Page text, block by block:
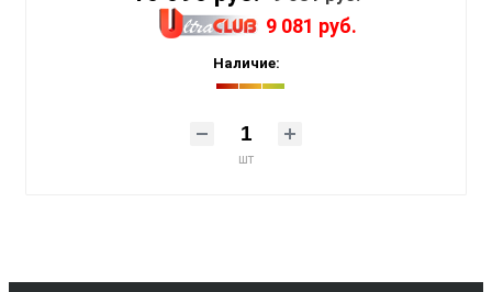
9 081 руб.
Наличие:
шт